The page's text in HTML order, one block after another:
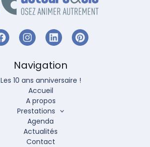
Navigation
Les 10 ans anniversaire !
Accueil
A propos
Prestations
Agenda
Actualités
Contact